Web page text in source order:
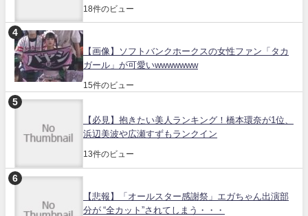
18件のビュー
【画像】ソフトバンクホークスの女性ファン「タカ
ガール」が可愛いwwwwwww
15件のビュー
【必見】抱きたい美人ランキング！橋本環奈が1位、
浜辺美波や広瀬すずもランクイン
13件のビュー
【悲報】「オールスター感謝祭」エガちゃん出演部
分が “全カット”されてしまう・・・